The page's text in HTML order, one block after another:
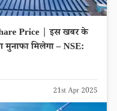
Price | इस खबर के
मिलेगा – NSE:
21st Apr 2025